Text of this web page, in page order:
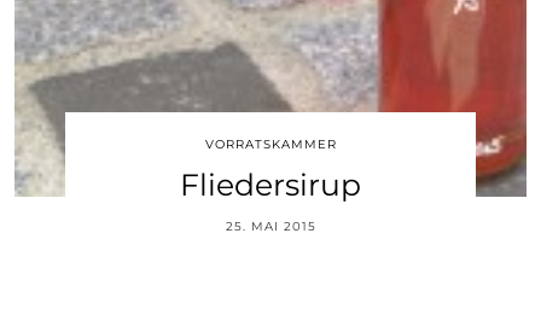
VORRATSKAMMER
Fliedersirup
25. MAI 2015